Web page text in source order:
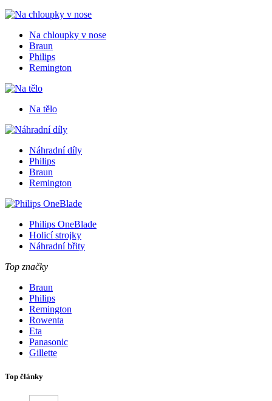
Na chloupky v nose
Braun
Philips
Remington
Na tělo
Náhradní díly
Philips
Braun
Remington
Philips OneBlade
Holicí strojky
Náhradní břity
Top značky
Braun
Philips
Remington
Rowenta
Eta
Panasonic
Gillette
Top články